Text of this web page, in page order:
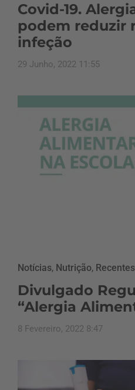
Covid-19.
podem reduzir
infeção
29 Junho, 2022 11:55
Notícias, Nutrição, Recentes
Divulgado
“Alergia
8 Fevereiro, 2022 8:47